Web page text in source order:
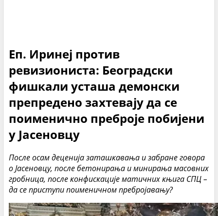
Еп. Иринеј против
ревизиониста: Београдски
фишкали усташа демонски
препредено захтевају да се
поименично преброје побијени
у Јасеновцу
После осам деценија заташкавања изабране говора
о Јасеновцу, после бетонирања и минирања масовних
гробница, после конфискације матичних књига СПЦ –
да сеприступи поименичном пребројавању?